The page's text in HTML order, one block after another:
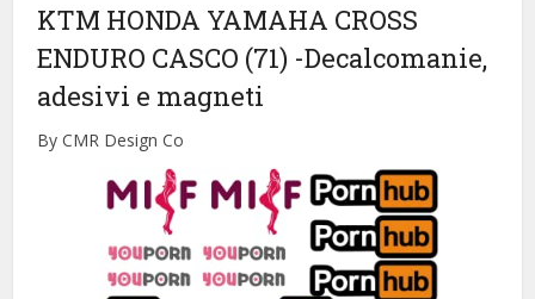
KTM HONDA YAMAHA CROSS
ENDURO CASCO (71) -Decalcomanie,
adesivi e magneti
By CMR Design Co